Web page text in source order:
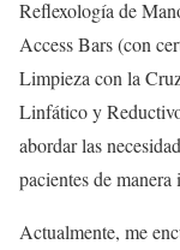
Reflexología de
Access Bars (con
Limpieza con la
Linfático y
abordar las
pacientes de manera
Actualmente, me